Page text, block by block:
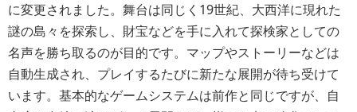
に変更されました。舞台は同じく19世紀、大西洋に現れた
謎の島々を探索し、財宝などを手に入れて探検家としての
名声を勝ち取るのが目的です。マップやストーリーなどは
自動生成され、プレイするたびに新たな展開が待ち受けて
います。基本的なゲームシステムは前作と同じですが、自